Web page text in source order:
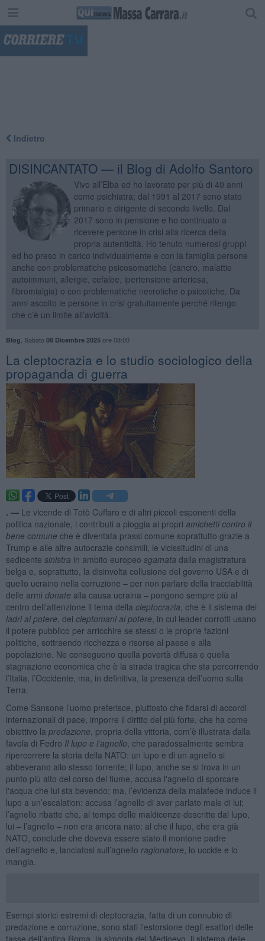
Indietro
DISINCANTATO — il Blog di Adolfo Santoro
Vivo all’Elba ed ho lavorato per più di 40 anni
come psichiatra; dal 1991 al 2017 sono stato
primario e dirigente di secondo livello. Dal
2017 sono in pensione e ho continuato a
ricevere persone in crisi alla ricerca della
propria autenticità. Ho tenuto numerosi gruppi
ed ho preso in carico individualmente e con la famiglia persone
anche con problematiche psicosomatiche (cancro, malattie
autoimmuni, allergie, cefalee, ipertensione arteriosa,
fibromialgia) o con problematiche nevrotiche o psicotiche. Da
anni ascolto le persone in crisi gratuitamente perché ritengo
che c’è un limite all’avidità.
Blog Sabato 06 Dicembre 2025ore 08:00
​La cleptocrazia e lo studio sociologico della
propaganda di guerra
. — Le vicende di Totò Cuffaro e di altri piccoli esponenti della
politica nazionale, i contributi a pioggia ai propri amichetti contro il
bene comune che è diventata prassi comune soprattutto grazie a
Trump e alle altre autocrazie consimili, le vicissitudini di una
sedicente sinistra in ambito europeo sgamata dalla magistratura
belga e, soprattutto, la disinvolta collusione del governo USA e di
quello ucraino nella corruzione – per non parlare della tracciabilità
delle armi donate alla causa ucraina – pongono sempre più al
centro dell’attenzione il tema della cleptocrazia , che è il sistema dei
ladri al potere , dei cleptomani al potere , in cui leader corrotti usano
il potere pubblico per arricchire se stessi o le proprie fazioni
politiche, sottraendo ricchezza e risorse al paese e alla
popolazione. Ne conseguono quella povertà diffusa e quella
stagnazione economica che è la strada tragica che sta percorrendo
l’Italia, l’Occidente, ma, in definitiva, la presenza dell’uomo sulla
Terra.
Come Sansone l’uomo preferisce, piuttosto che fidarsi di accordi
internazionali di pace, imporre il diritto del più forte, che ha come
obiettivo la predazione , propria della vittoria, com’è illustrata dalla
favola di Fedro Il lupo e l’agnello , che paradossalmente sembra
ripercorrere la storia della NATO: un lupo e di un agnello si
abbeverano allo stesso torrente; il lupo, anche se si trova in un
punto più alto del corso del fiume, accusa l'agnello di sporcare
l'acqua che lui sta bevendo; ma, l’evidenza della malafede induce il
lupo a un’escalation: accusa l’agnello di aver parlato male di lui;
l’agnello ribatte che, al tempo delle maldicenze descritte dal lupo,
lui – l’agnello – non era ancora nato; al che il lupo, che era già
NATO, conclude che doveva essere stato il montone padre
dell’agnello e, lanciatosi sull’agnello ragionatore , lo uccide e lo
mangia.
Esempi storici estremi di cleptocrazia, fatta di un connubio di
predazione e corruzione, sono stati l’estorsione degli esattori delle
tasse dell’antica Roma, la simonia del Medioevo, il sistema delle